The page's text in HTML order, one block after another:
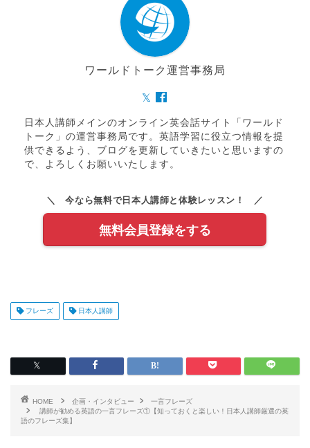
ワールドトーク運営事務局
日本人講師メインのオンライン英会話サイト「ワールド
トーク」の運営事務局です。英語学習に役立つ情報を提
供できるよう、ブログを更新していきたいと思いますの
で、よろしくお願いいたします。
＼ 今なら無料で日本人講師と体験レッスン！ ／
無料会員登録をする
フレーズ 日本人講師
HOME 企画・インタビュー
一言フレーズ
講師が勧める英語の一言フレーズ①【知っておくと楽しい！日本人講師厳選の英
語のフレーズ集】